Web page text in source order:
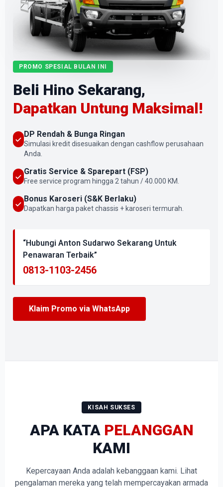
PROMO SPESIAL BULAN INI
Beli Hino Sekarang,
Dapatkan Untung Maksimal!
DP Rendah & Bunga Ringan
Simulasi kredit disesuaikan dengan cashflow perusahaan
Anda.
Gratis Service & Sparepart (FSP)
Free service program hingga 2 tahun / 40.000 KM.
Bonus Karoseri (S&K Berlaku)
Dapatkan harga paket chassis + karoseri termurah.
“Hubungi Anton Sudarwo Sekarang Untuk
Penawaran Terbaik”
0813-1103-2456
Klaim Promo via WhatsApp
KISAH SUKSES
APA KATA PELANGGAN
KAMI
Kepercayaan Anda adalah kebanggaan kami. Lihat
pengalaman mereka yang telah mempercayakan armada